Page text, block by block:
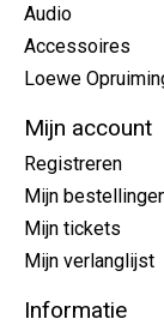
Audio
Accessoires
Loewe
Mijn account
Registreren
Mijn
Mijn tickets
Mijn verlanglijst
Informatie